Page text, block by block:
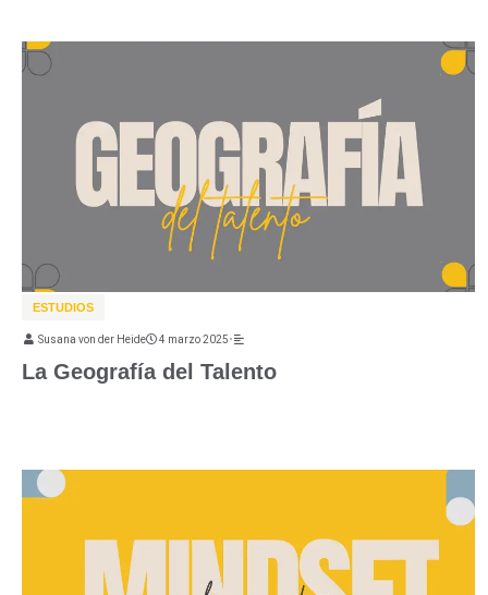
ESTUDIOS
La Geografía del Talento
Susana von der Heide 4 marzo 2025•